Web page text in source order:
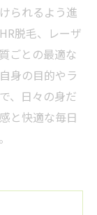
られるよう進
脱毛、レーザ
ごとの最適な
身の目的やラ
、日々の身だ
と快適な毎日